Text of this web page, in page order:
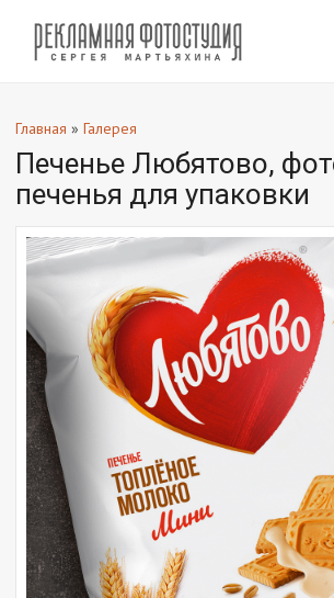
Главная » Галерея
Печенье Любятово,
печенья для упаковки